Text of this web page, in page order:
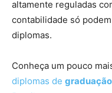
altamente reguladas
contabilidade só
diplomas.
Conheça um pouco
diplomas de